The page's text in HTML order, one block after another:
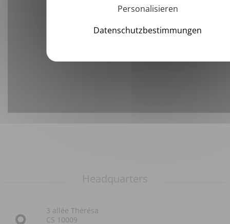
YouTube is disabled. Erlaube
Headquarters
3 allée Thérésa
CS 10009
Personalisieren
Datenschutzbestimmungen